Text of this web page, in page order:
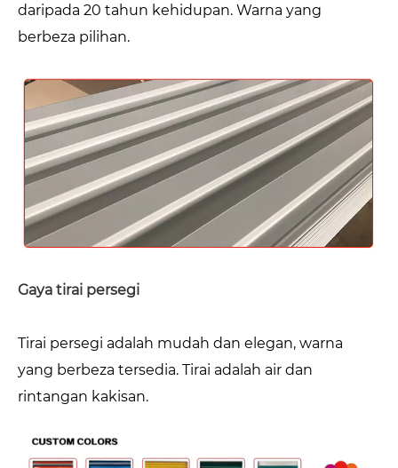
daripada 20 tahun kehidupan. Warna yang
berbeza pilihan.
Gaya tirai persegi
Tirai persegi adalah mudah dan elegan, warna
yang berbeza tersedia. Tirai adalah air dan
rintangan kakisan.